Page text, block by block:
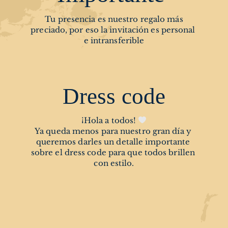
Tu presencia es nuestro regalo más
preciado, por eso la invitación es personal
e intransferible
Dress code
¡Hola a todos!
Ya queda menos para nuestro gran día y
queremos darles un detalle importante
sobre el dress code para que todos brillen
con estilo.